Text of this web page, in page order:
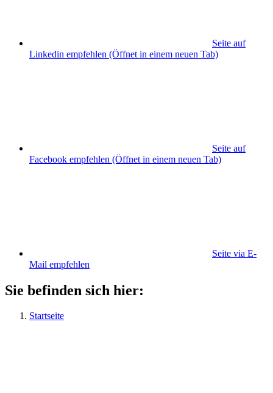
Seite auf
Linkedin empfehlen (Öffnet in einem neuen Tab)
Seite auf
Facebook empfehlen (Öffnet in einem neuen Tab)
Seite via E-
Mail empfehlen
Sie befinden sich hier:
Startseite